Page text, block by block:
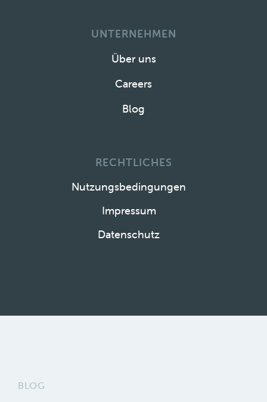
UNTERNEHMEN
Über uns
Careers
Blog
RECHTLICHES
Nutzungsbedingungen
Impressum
Datenschutz
BLOG